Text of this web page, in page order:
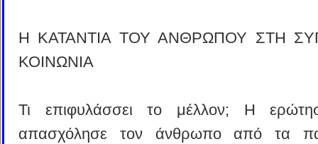
Η ΚΑΤΑΝΤΙΑ ΤΟΥ ΑΝΘΡΩΠΟΥ ΣΤΗ
ΚΟΙΝΩΝΙΑ
Τι επιφυλάσσει το μέλλον; Η
απασχόλησε τον άνθρωπο από τα